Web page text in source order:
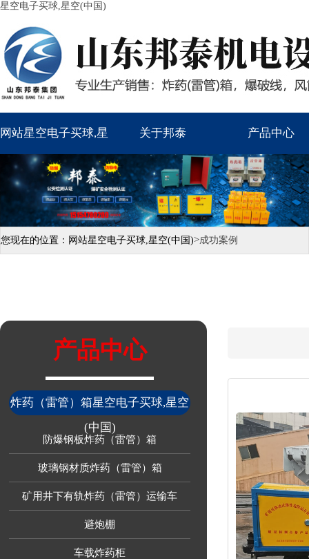
星空电子买球,星空(中国)
网站星空电子买球,星
空(中国)
关于邦泰 产品中心
您现在的位置： 网站星空电子买球,星空(中国)>成功案例
产品中心
炸药（雷管）箱星空电子买球,星空
(中国)
防爆钢板炸药（雷管）箱
玻璃钢材质炸药（雷管）箱
矿用井下有轨炸药（雷管）运输车
避炮棚
车载炸药柜